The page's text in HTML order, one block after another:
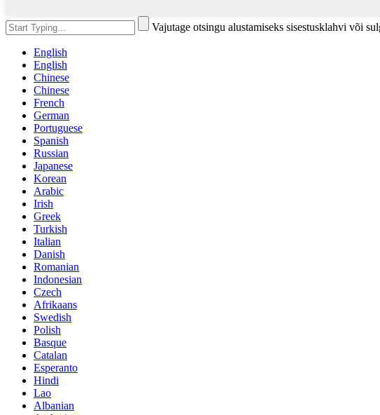
Vajutage otsingu alustamiseks sisestusklahvi või
English
English
Chinese
Chinese
French
German
Portuguese
Spanish
Russian
Japanese
Korean
Arabic
Irish
Greek
Turkish
Italian
Danish
Romanian
Indonesian
Czech
Afrikaans
Swedish
Polish
Basque
Catalan
Esperanto
Hindi
Lao
Albanian